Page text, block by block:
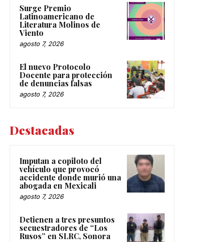
Surge Premio
Latinoamericano de
Literatura Molinos de
Viento
agosto 7, 2026
El nuevo Protocolo
Docente para protección
de denuncias falsas
agosto 7, 2026
Destacadas
Imputan a copiloto del
vehículo que provocó
accidente donde murió una
abogada en Mexicali
agosto 7, 2026
Detienen a tres presuntos
secuestradores de “Los
Rusos” en SLRC, Sonora